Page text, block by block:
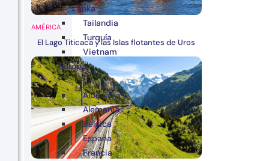
AMÉRICA
El Lago Titicaca y las Islas flotantes de Uros
Lanka
Tailandia
Turquía
Vietnam
Europa
Albania
Alemania
Bélgica
España
Francia